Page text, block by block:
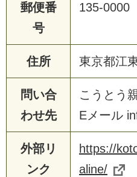
郵便番
号
135-0000
住所 東京都江
問い合
わせ先
こうとう
Eメール
外部リ
ンク
https://
aline/